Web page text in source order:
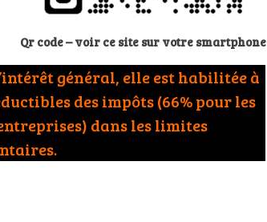
Qr code – voir ce site sur votre smartphone
général, elle est habilitée à
des impôts (66% pour les
dans les limites